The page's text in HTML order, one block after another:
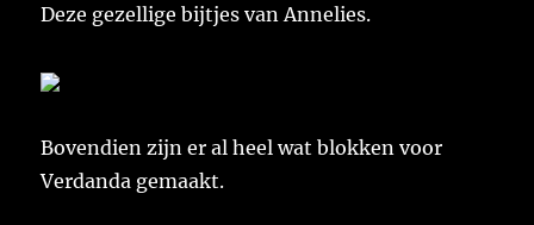
Deze gezellige bijtjes van Annelies.
Bovendien zijn er al heel wat blokken voor
Verdanda gemaakt.